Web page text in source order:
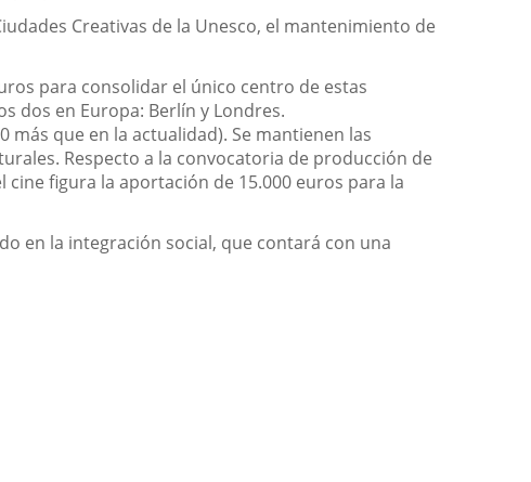
Creativas de la Unesco, el mantenimiento de
para consolidar el único centro de estas
dos en Europa: Berlín y Londres.
más que en la actualidad). Se mantienen las
Respecto a la convocatoria de producción de
figura la aportación de 15.000 euros para la
en la integración social, que contará con una